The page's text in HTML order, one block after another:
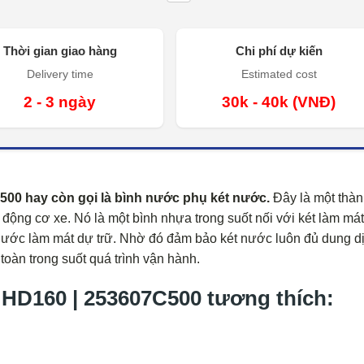
Thời gian giao hàng
Delivery time
2 - 3 ngày
Chi phí dự kiến
Estimated cost
30k - 40k (VNĐ)
hay còn gọi là bình nước phụ két nước. Đây là một
cơ xe. Nó là một bình nhựa trong suốt nối với két làm
làm mát dự trữ. Nhờ đó đảm bảo két nước luôn đủ dung
trong suốt quá trình vận hành.
| 253607C500 tương thích: